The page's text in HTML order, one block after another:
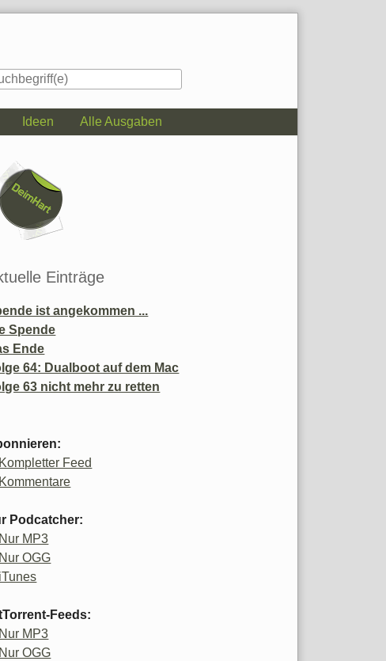
Ideen Alle Ausgaben
Einträge
ist angekommen ...
Spende
Ende
64: Dualboot auf dem Mac
63 nicht mehr zu retten
Kompletter Feed
Kommentare
Podcatcher:
Nur MP3
Nur OGG
iTunes
Feeds:
Nur MP3
Nur OGG